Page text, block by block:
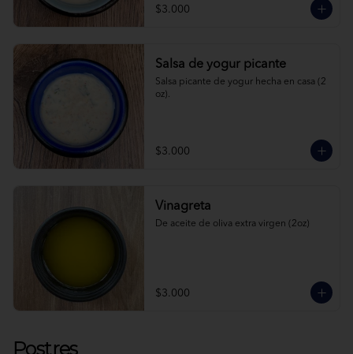
$3.000
Salsa de yogur picante
Salsa picante de yogur hecha en casa (2
oz).
$3.000
Vinagreta
De aceite de oliva extra virgen (2oz)
$3.000
Postres